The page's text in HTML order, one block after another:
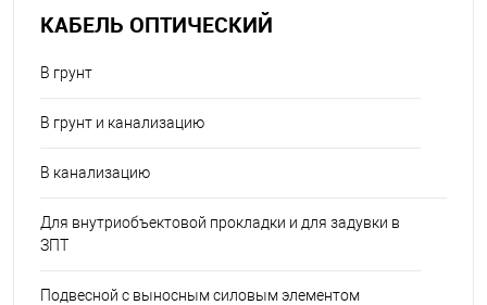
КАБЕЛЬ ОПТИЧЕСКИЙ
В грунт
В грунт и канализацию
В канализацию
Для внутриобъектовой прокладки и для задувки в
ЗПТ
Подвесной с выносным силовым элементом